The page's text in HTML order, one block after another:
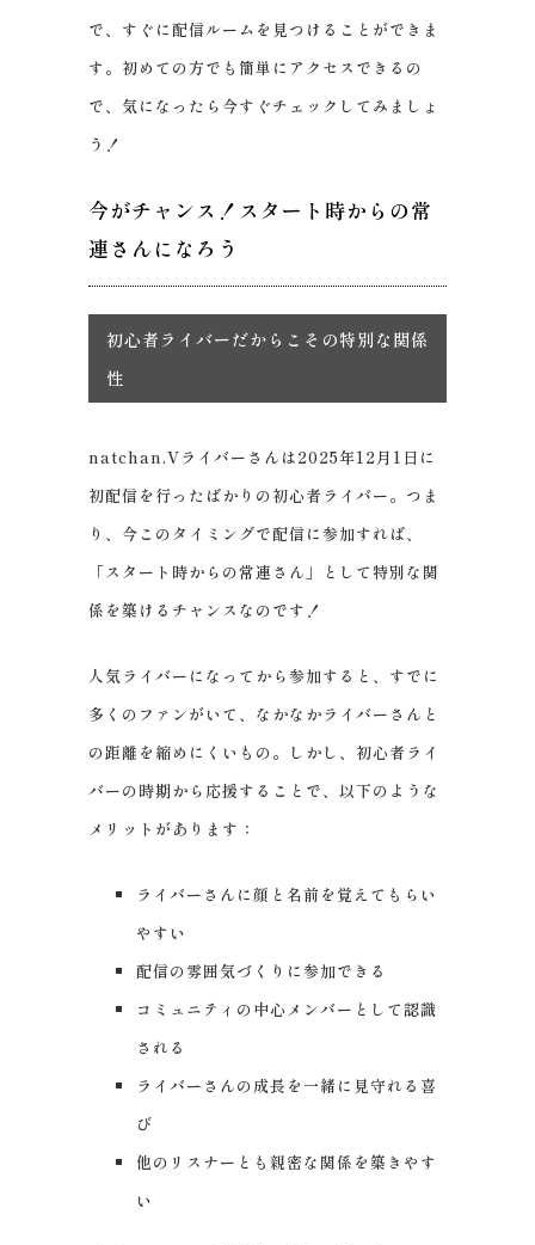
で、すぐに配信ルームを見つけることができま
す。初めての方でも簡単にアクセスできるの
で、気になったら今すぐチェックしてみましょ
う！
今がチャンス！スタート時からの常
連さんになろう
初心者ライバーだからこその特別な関係
性
natchan.Vライバーさんは2025年12月1日に
初配信を行ったばかりの初心者ライバー。つま
り、今このタイミングで配信に参加すれば、
「スタート時からの常連さん」として特別な関
係を築けるチャンスなのです！
人気ライバーになってから参加すると、すでに
多くのファンがいて、なかなかライバーさんと
の距離を縮めにくいもの。しかし、初心者ライ
バーの時期から応援することで、以下のような
メリットがあります：
ライバーさんに顔と名前を覚えてもらい
やすい
配信の雰囲気づくりに参加できる
コミュニティの中心メンバーとして認識
される
ライバーさんの成長を一緒に見守れる喜
び
他のリスナーとも親密な関係を築きやす
い